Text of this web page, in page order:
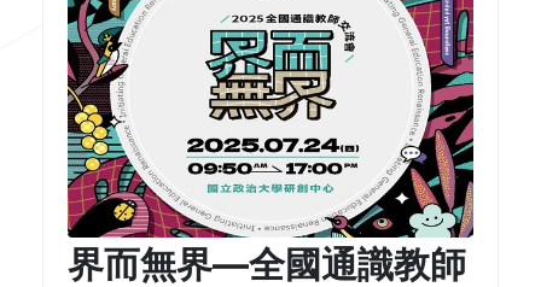
界而無界—全國通識教師